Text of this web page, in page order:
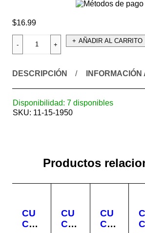
$16.99
AÑADIR AL CARRITO
DESCRIPCIÓN
Disponibilidad: 7 disponibles
SKU: 11-15-1950
Productos
CU
CHI
CU
CHI
CU
CHI